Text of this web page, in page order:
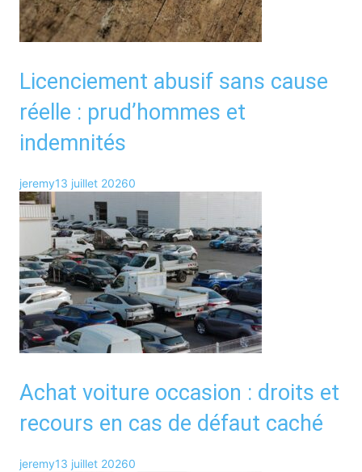
Licenciement abusif sans cause
réelle : prud’hommes et
indemnités
jeremy13 juillet 20260
Achat voiture occasion : droits et
recours en cas de défaut caché
jeremy13 juillet 20260